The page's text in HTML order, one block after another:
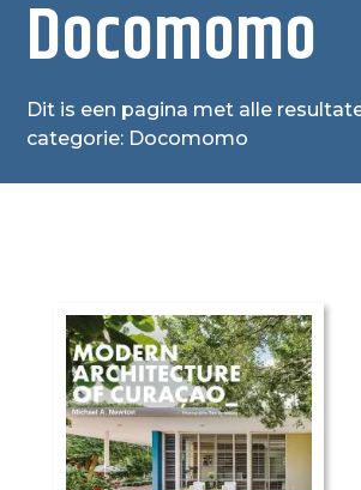
Docomomo
Dit is een pagina met alle
categorie: Docomomo